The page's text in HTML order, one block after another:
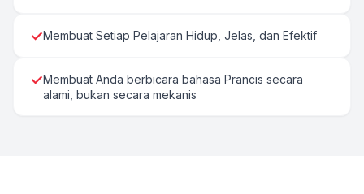
✓Membuat Setiap Pelajaran Hidup, Jelas, dan Efektif
✓Membuat Anda berbicara bahasa Prancis secara
alami, bukan secara mekanis